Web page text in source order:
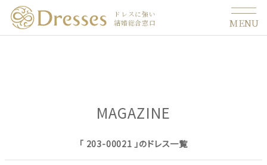
ドレスに強い
結婚総合窓口
MENU
MAGAZINE
「 203-00021 」のドレス一覧